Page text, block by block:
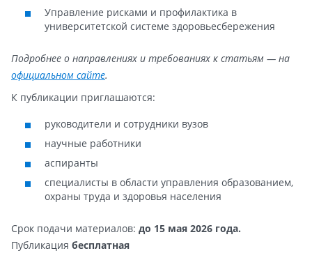
Управление рисками и профилактика в
университетской системе здоровьесбережения
Подробнее о направлениях и требованиях к статьям — на
официальном сайте.
К публикации приглашаются:
руководители и сотрудники вузов
научные работники
аспиранты
специалисты в области управления образованием,
охраны труда и здоровья населения
Срок подачи материалов: до 15 мая 2026 года.
Публикация бесплатная